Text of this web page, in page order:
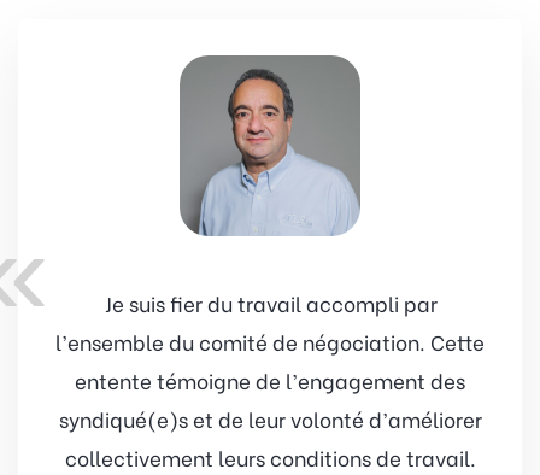
Je suis fier du travail accompli par
l’ensemble du comité de négociation. Cette
entente témoigne de l’engagement des
syndiqué(e)s et de leur volonté d’améliorer
collectivement leurs conditions de travail.